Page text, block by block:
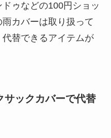
ゥなどの100円ショッ
カバーは取り扱って
替できるアイテムが
サックカバーで代替